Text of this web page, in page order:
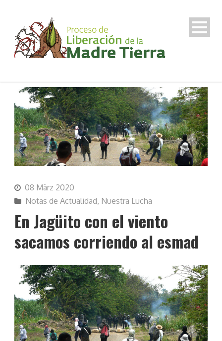
08 März 2020
Notas de Actualidad, Nuestra Lucha
En Jagüito con el viento
sacamos corriendo al esmad